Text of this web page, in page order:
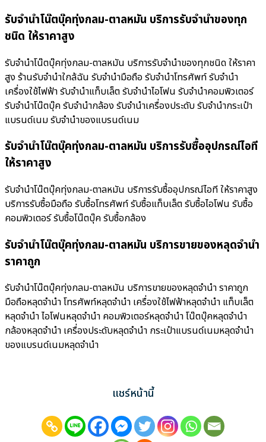
รับจำนำโน๊ตบุ๊คทุ่งกลม-ตาลหมัน บริการรับจำนำของทุก
ชนิด ให้ราคาสูง
รับจำนำโน๊ตบุ๊คทุ่งกลม-ตาลหมัน บริการรับจำนำของทุกชนิด ให้ราคา
สูง ร้านรับจํานําใกล้ฉัน รับจำนำมือถือ รับจำนำโทรศัพท์ รับจำนำ
เครื่องใช้ไฟฟ้า รับจำนำแท็บเล็ต รับจำนำไอโฟน รับจำนำคอมพิวเตอร์
รับจำนำโน๊ตบุ๊ค รับจำนำกล้อง รับจำนำเครื่องประดับ รับจำนำกระเป๋า
แบรนด์เนม รับจำนำของแบรนด์เนม
รับจำนำโน๊ตบุ๊คทุ่งกลม-ตาลหมัน บริการรับซื้ออุปกรณ์ไอที
ให้ราคาสูง
รับจำนำโน๊ตบุ๊คทุ่งกลม-ตาลหมัน บริการรับซื้ออุปกรณ์ไอที ให้ราคาสูง
บริการรับซื้อมือถือ รับซื้อโทรศัพท์ รับซื้อแท็บเล็ต รับซื้อไอโฟน รับซื้อ
คอมพิวเตอร์ รับซื้อโน๊ตบุ๊ค รับซื้อกล้อง
รับจำนำโน๊ตบุ๊คทุ่งกลม-ตาลหมัน บริการขายของหลุดจำนำ
ราคาถูก
รับจำนำโน๊ตบุ๊คทุ่งกลม-ตาลหมัน บริการขายของหลุดจำนำ ราคาถูก
มือถือหลุดจำนำ โทรศัพท์หลุดจำนำ เครื่องใช้ไฟฟ้าหลุดจำนำ แท็บเล็ต
หลุดจำนำ ไอโฟนหลุดจำนำ คอมพิวเตอร์หลุดจำนำ โน๊ตบุ๊คหลุดจำนำ
กล้องหลุดจำนำ เครื่องประดับหลุดจำนำ กระเป๋าแบรนด์เนมหลุดจำนำ
ของแบรนด์เนมหลุดจำนำ
แชร์หน้านี้